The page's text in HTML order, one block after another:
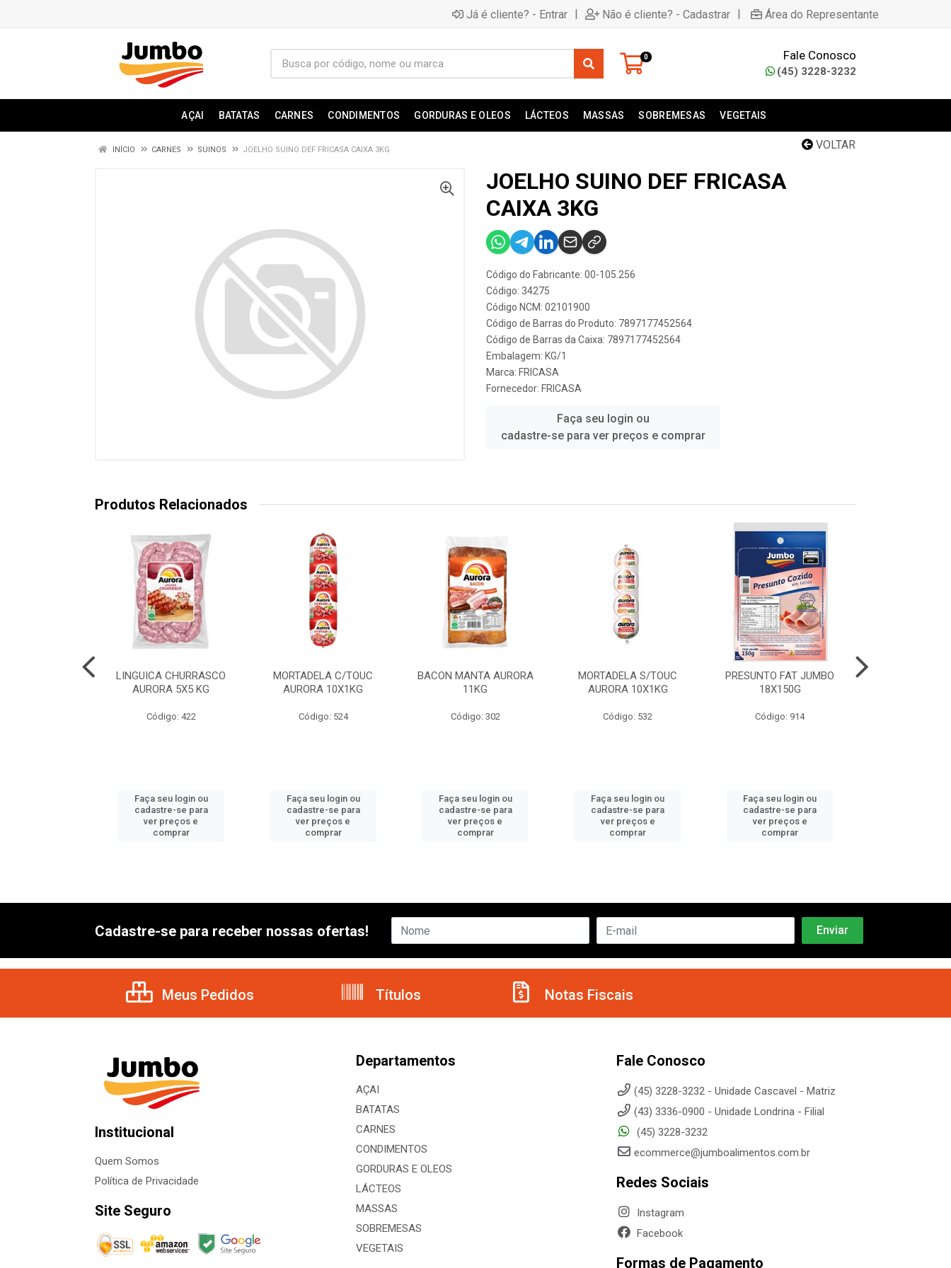
Já é cliente? - Entrar | Não é cliente? - Cadastrar | Área do Representante
0 Fale Conosco
(45) 3228-3232
AÇAI BATATAS CARNES CONDIMENTOS GORDURAS E OLEOS LÁCTEOS MASSAS SOBREMESAS VEGETAIS
VOLTAR
INÍCIO CARNES SUINOS JOELHO SUINO DEF FRICASA CAIXA 3KG
JOELHO SUINO DEF FRICASA
CAIXA 3KG
Código do Fabricante: 00-105.256
Código: 34275
Código NCM: 02101900
Código de Barras do Produto: 7897177452564
Código de Barras da Caixa: 7897177452564
Embalagem: KG/1
Marca: FRICASA
Fornecedor: FRICASA
Faça seu login ou
cadastre-se para ver preços e comprar
Produtos Relacionados
LINGUICA CHURRASCO
AURORA 5X5 KG
Código: 422
Faça seu login ou
cadastre-se para
ver preços e
comprar
MORTADELA C/TOUC
AURORA 10X1KG
Código: 524
Faça seu login ou
cadastre-se para
ver preços e
comprar
BACON MANTA AURORA
11KG
Código: 302
Faça seu login ou
cadastre-se para
ver preços e
comprar
MORTADELA S/TOUC
AURORA 10X1KG
Código: 532
Faça seu login ou
cadastre-se para
ver preços e
comprar
PRESUNTO FAT JUMBO
18X150G
Código: 914
Faça seu login ou
cadastre-se para
ver preços e
comprar
Cadastre-se para receber nossas ofertas!
Meus Pedidos Títulos Notas Fiscais
Institucional
Quem Somos
Política de Privacidade
Site Seguro
Departamentos
AÇAI
BATATAS
CARNES
CONDIMENTOS
GORDURAS E OLEOS
LÁCTEOS
MASSAS
SOBREMESAS
VEGETAIS
Fale Conosco
(45) 3228-3232 - Unidade Cascavel - Matriz
(43) 3336-0900 - Unidade Londrina - Filial
(45) 3228-3232
ecommerce@jumboalimentos.com.br
Redes Sociais
Instagram
Facebook
Formas de Pagamento